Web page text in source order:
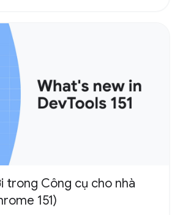
trong Công cụ cho nhà
151)